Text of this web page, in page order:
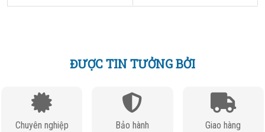
ĐƯỢC TIN TƯỞNG BỞI
Chuyên nghiệp Bảo hành Giao hàng